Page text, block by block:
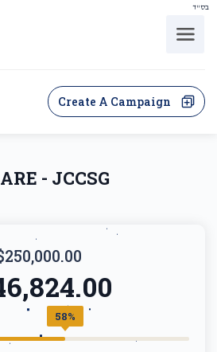
בס"ד
Create A Campaign
- JCCSG
58%